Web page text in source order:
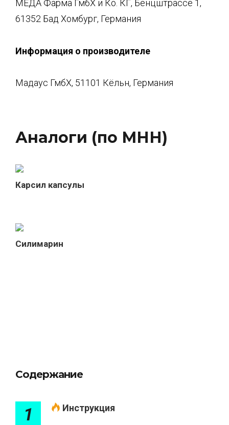
МЕДА Фарма ГмбХ и Ко. КГ, Бенцштрассе 1,
61352 Бад Хомбург, Германия
Информация о производителе
Мадаус ГмбХ, 51101 Кёльн, Германия
Аналоги (по МНН)
Карсил капсулы
Силимарин
Содержание
1 Инструкция